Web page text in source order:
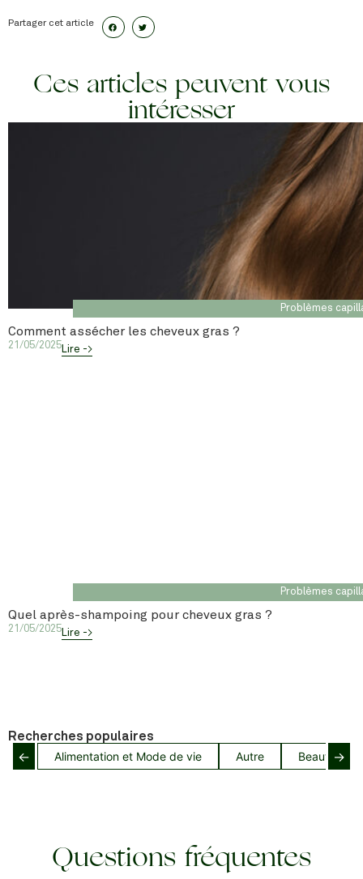
Partager cet article
Ces articles peuvent vous
intéresser
Problèmes
Comment assécher les cheveux gras ?
21/05/2025Lire ->
Problèmes
Quel après-shampoing pour cheveux gras ?
21/05/2025Lire ->
Recherches populaires
← Alimentation et Mode de vie Autre Beauté→
Questions fréquentes